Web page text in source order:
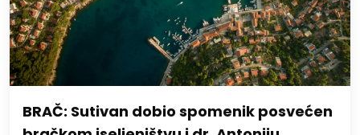
BRAČ: Sutivan dobio spomenik posvećen